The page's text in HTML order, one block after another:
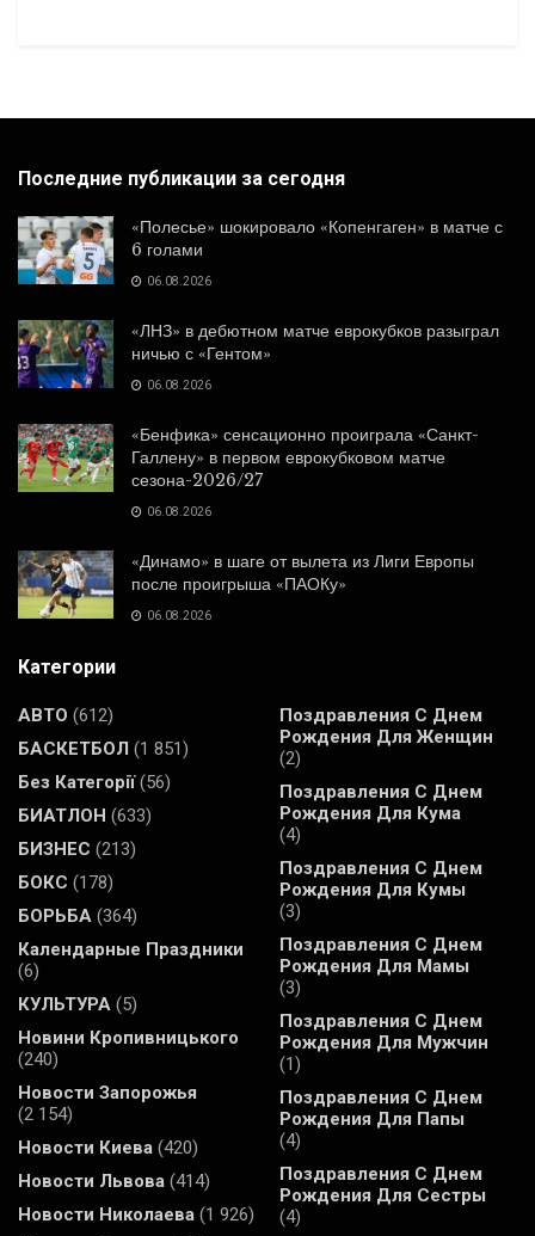
Последние публикации за сегодня
«Полесье» шокировало «Копенгаген» в матче с
6 голами
06.08.2026
«ЛНЗ» в дебютном матче еврокубков разыграл
ничью с «Гентом»
06.08.2026
«Бенфика» сенсационно проиграла «Санкт-
Галлену» в первом еврокубковом матче
сезона-2026/27
06.08.2026
«Динамо» в шаге от вылета из Лиги Европы
после проигрыша «ПАОКу»
06.08.2026
Категории
АВТО (612)
БАСКЕТБОЛ (1 851)
Без Категорії(56)
БИАТЛОН (633)
БИЗНЕС (213)
БОКС (178)
БОРЬБА (364)
Календарные Праздники
(6)
КУЛЬТУРА (5)
Новини Кропивницького
(240)
Новости Запорожья
(2 154)
Новости Киева (420)
Новости Львова (414)
Новости Николаева (1 926)
Поздравления С Днем
Рождения Для Женщин
(2)
Поздравления С Днем
Рождения Для Кума
(4)
Поздравления С Днем
Рождения Для Кумы
(3)
Поздравления С Днем
Рождения Для Мамы
(3)
Поздравления С Днем
Рождения Для Мужчин
(1)
Поздравления С Днем
Рождения Для Папы
(4)
Поздравления С Днем
Рождения Для Сестры
(4)